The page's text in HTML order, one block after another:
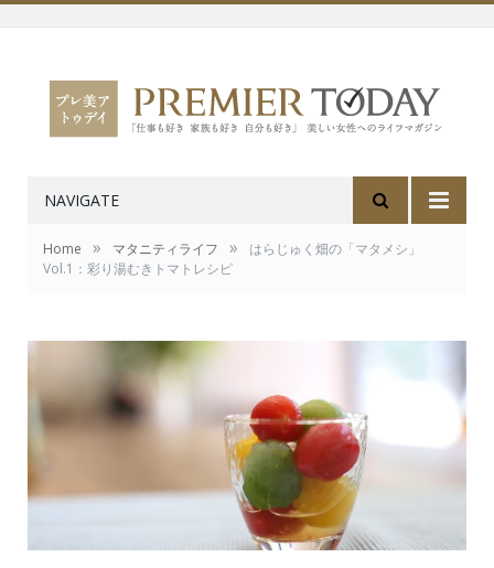
NAVIGATE
Home » マタニティライフ »
はらじゅく畑の「マタメシ」
Vol.1：彩り湯むきトマトレシピ